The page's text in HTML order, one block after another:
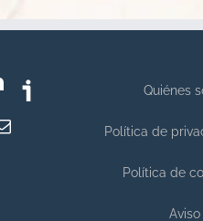
Quiénes
Política de
Política de
Aviso